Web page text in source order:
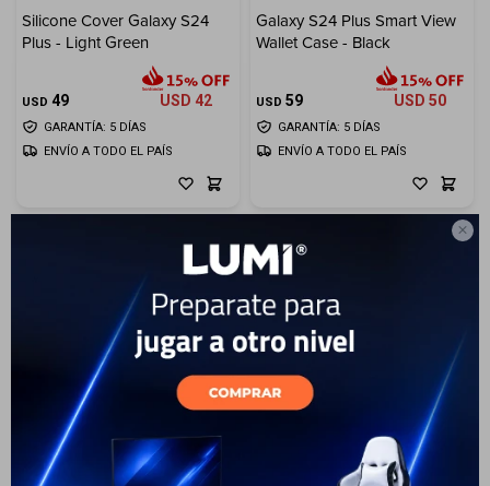

Silicone Cover Galaxy S24
Plus - Light Green
USD 49 USD 42
GARANTÍA: 5 DÍAS
ENVÍO A TODO EL PAÍS
Galaxy S24 Plus Smart View
Wallet Case - Black
USD 59 USD 50
GARANTÍA: 5 DÍAS
ENVÍO A TODO EL PAÍS
Galaxy S24 Plus Smart View
Electrodomésticos
Hogar
Marcas